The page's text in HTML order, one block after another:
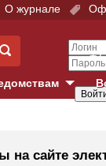
О журнале
+7
на сайте